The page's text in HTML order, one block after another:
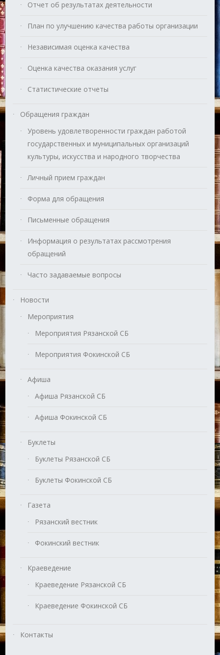
Отчет об результатах деятельности
План по улучшению качества работы организации
Независимая оценка качества
Оценка качества оказания услуг
Статистические отчеты
Обращения граждан
Уровень удовлетворенности граждан работой
государственных и муниципальных организаций
культуры, искусства и народного творчества
Личный прием граждан
Форма для обращения
Письменные обращения
Информация о результатах рассмотрения
обращений
Часто задаваемые вопросы
Новости
Мероприятия
Мероприятия Рязанской СБ
Мероприятия Фокинской СБ
Афиша
Афиша Рязанской СБ
Афиша Фокинской СБ
Буклеты
Буклеты Рязанской СБ
Буклеты Фокинской СБ
Газета
Рязанский вестник
Фокинский вестник
Краеведение
Краеведение Рязанской СБ
Краеведение Фокинской СБ
Контакты